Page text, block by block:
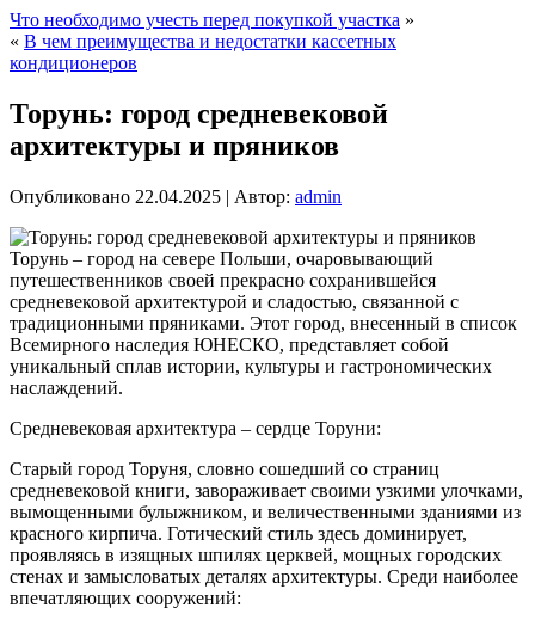
Что необходимо учесть перед покупкой участка »
« В чем преимущества и недостатки кассетных
кондиционеров
Торунь: город средневековой
архитектуры и пряников
Опубликовано 22.04.2025 | Автор: admin
Торунь – город на севере Польши, очаровывающий
путешественников своей прекрасно сохранившейся
средневековой архитектурой и сладостью, связанной с
традиционными пряниками. Этот город, внесенный в список
Всемирного наследия ЮНЕСКО, представляет собой
уникальный сплав истории, культуры и гастрономических
наслаждений.
Средневековая архитектура – сердце Торуни:
Старый город Торуня, словно сошедший со страниц
средневековой книги, завораживает своими узкими улочками,
вымощенными булыжником, и величественными зданиями из
красного кирпича. Готический стиль здесь доминирует,
проявляясь в изящных шпилях церквей, мощных городских
стенах и замысловатых деталях архитектуры. Среди наиболее
впечатляющих сооружений: